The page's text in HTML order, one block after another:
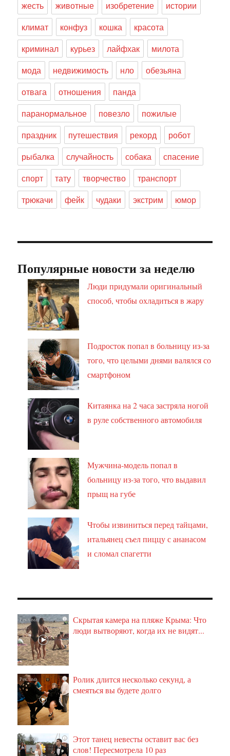
жесть животные изобретение
истории
климат
конфуз кошка
красота
криминал
курьез лайфхак
милота
мода
недвижимость нло
обезьяна
отвага
отношения
панда
паранормальное
повезло
пожилые
праздник
путешествия рекорд
робот
рыбалка
случайность собака
спасение
спорт
тату творчество
транспорт
трюкачи
фейк чудаки экстрим юмор
Популярные новости за неделю
Люди придумали оригинальный
способ, чтобы охладиться в жару
Подросток попал в больницу из-за
того, что целыми днями валялся со
смартфоном
Китаянка на 2 часа застряла ногой
в руле собственного автомобиля
Мужчина-модель попал в
больницу из-за того, что выдавил
прыщ на губе
Чтобы извиниться перед тайцами,
итальянец съел пиццу с ананасом
и сломал спагетти
i
Скрытая камера на пляже Крыма: Что
люди вытворяют, когда их не видят...
i
Ролик длится несколько секунд, а
смеяться вы будете долго
i
Этот танец невесты оставит вас без
слов! Пересмотрела 10 раз